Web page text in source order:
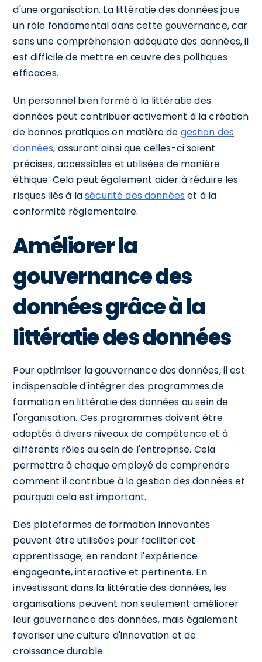
d'une organisation. La littératie des données joue
un rôle fondamental dans cette gouvernance, car
sans une compréhension adéquate des données, il
est difficile de mettre en œuvre des politiques
efficaces.
Un personnel bien formé à la littératie des
données peut contribuer activement à la création
de bonnes pratiques en matière de gestion des
données, assurant ainsi que celles-ci soient
précises, accessibles et utilisées de manière
éthique. Cela peut également aider à réduire les
risques liés à lasécurité des données et à la
conformité réglementaire.
Améliorer la
gouvernance des
données grâce à la
littératie des données
Pour optimiser la gouvernance des données, il est
indispensable d'intégrer des programmes de
formation en littératie des données au sein de
l'organisation. Ces programmes doivent être
adaptés à divers niveaux de compétence et à
différents rôles au sein de l'entreprise. Cela
permettra à chaque employé de comprendre
comment il contribue à la gestion des données et
pourquoi cela est important.
Des plateformes de formation innovantes
peuvent être utilisées pour faciliter cet
apprentissage, en rendant l'expérience
engageante, interactive et pertinente. En
investissant dans la littératie des données, les
organisations peuvent non seulement améliorer
leur gouvernance des données, mais également
favoriser une culture d'innovation et de
croissance durable.